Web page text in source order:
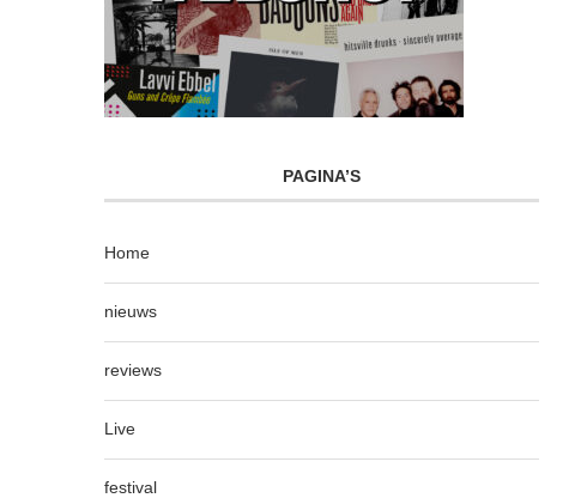
PAGINA’S
Home
nieuws
reviews
Live
festival